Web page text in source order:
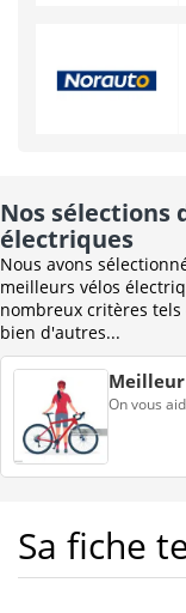
Nos sélections
électriques
Nous avons
meilleurs vélos
nombreux critères
bien d'autres...
On vous
Sa fiche